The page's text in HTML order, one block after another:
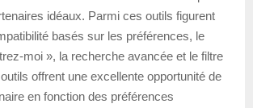
idéaux. Parmi ces outils figurent
basés sur les préférences, le
moi », la recherche avancée et le filtre
offrent une excellente opportunité de
en fonction des préférences